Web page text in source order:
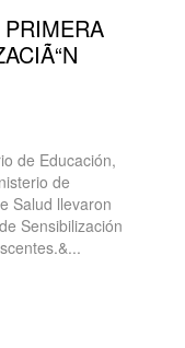
de Educación,
de
Salud llevaron
Sensibilización